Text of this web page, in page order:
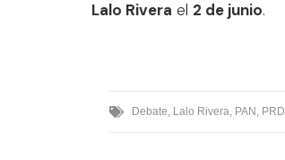
Lalo Rivera el 2 de junio.
Debate Lalo Rivera PAN PRD